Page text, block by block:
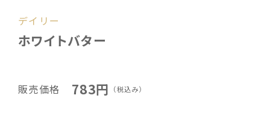
デイリー
ホワイトバター
販売価格 783円 （税込み）